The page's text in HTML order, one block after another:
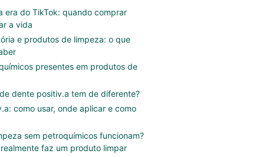
era do TikTok: quando comprar
a vida
e produtos de limpeza: o que
presentes em produtos de
dente positiv.a tem de diferente?
como usar, onde aplicar e como
sem petroquímicos funcionam?
faz um produto limpar